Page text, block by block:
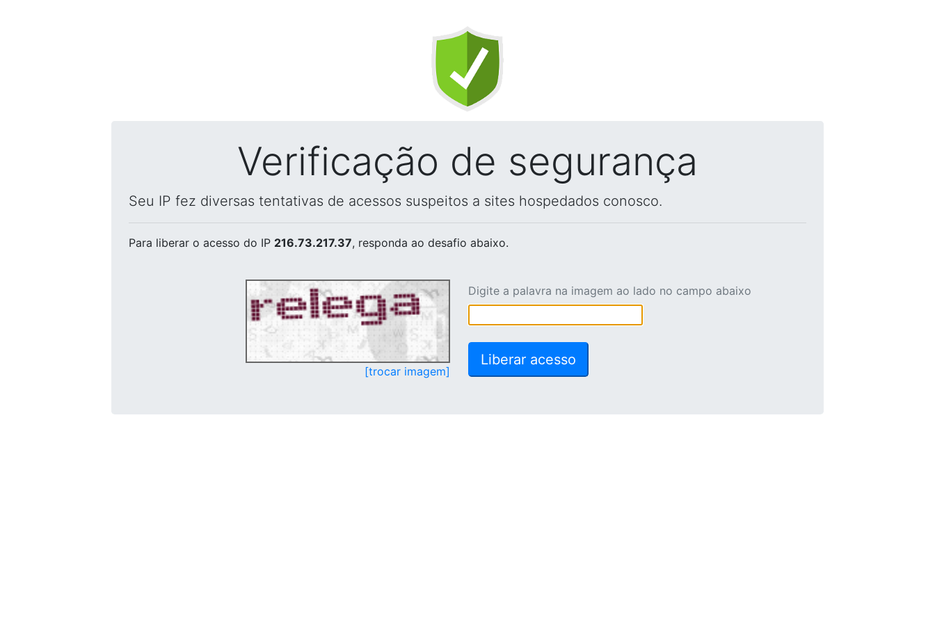
Verificação de segurança
Seu IP fez diversas tentativas de acessos suspeitos a sites hospedados conosco.
Para liberar o acesso do IP 216.73.217.37, responda ao desafio abaixo.
[trocar imagem]
Digite a palavra na imagem ao lado no campo abaixo